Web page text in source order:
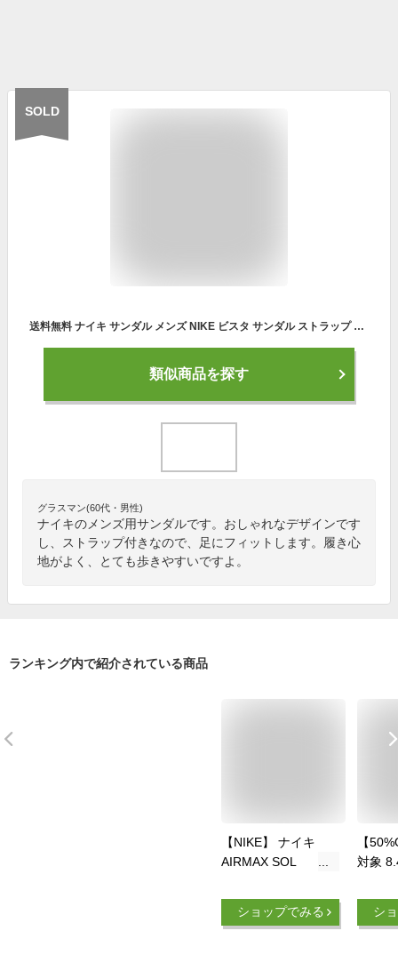
SOLD
送料無料 ナイキ サンダル メンズ NIKE ビスタ サンダル ストラップ ビーチサンダル スポーツサンダル シューズ 靴 ブラック 黒 dj6605 001
類似商品を探す
グラスマン(60代・男性)
ナイキのメンズ用サンダルです。おしゃれなデザインです
し、ストラップ付きなので、足にフィットします。履き心
地がよく、とても歩きやすいですよ。
ランキング内で紹介されている商品
【NIKE】 ナイキ
AIRMAX SOL
ス ソル サンダル
MDD9972
ショップでみる
【
対象
ニオン
ル
シ